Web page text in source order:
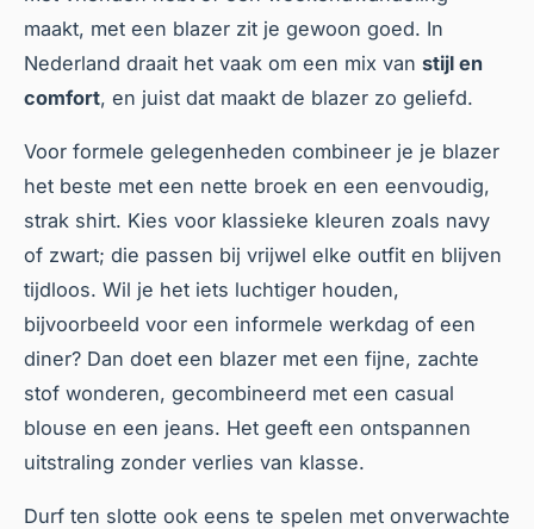
maakt, met een blazer zit je gewoon goed. In
Nederland draait het vaak om een mix van stijl en
comfort, en juist dat maakt de blazer zo geliefd.
Voor formele gelegenheden combineer je je blazer
het beste met een nette broek en een eenvoudig,
strak shirt. Kies voor klassieke kleuren zoals navy
of zwart; die passen bij vrijwel elke outfit en blijven
tijdloos. Wil je het iets luchtiger houden,
bijvoorbeeld voor een informele werkdag of een
diner? Dan doet een blazer met een fijne, zachte
stof wonderen, gecombineerd met een casual
blouse en een jeans. Het geeft een ontspannen
uitstraling zonder verlies van klasse.
Durf ten slotte ook eens te spelen met onverwachte